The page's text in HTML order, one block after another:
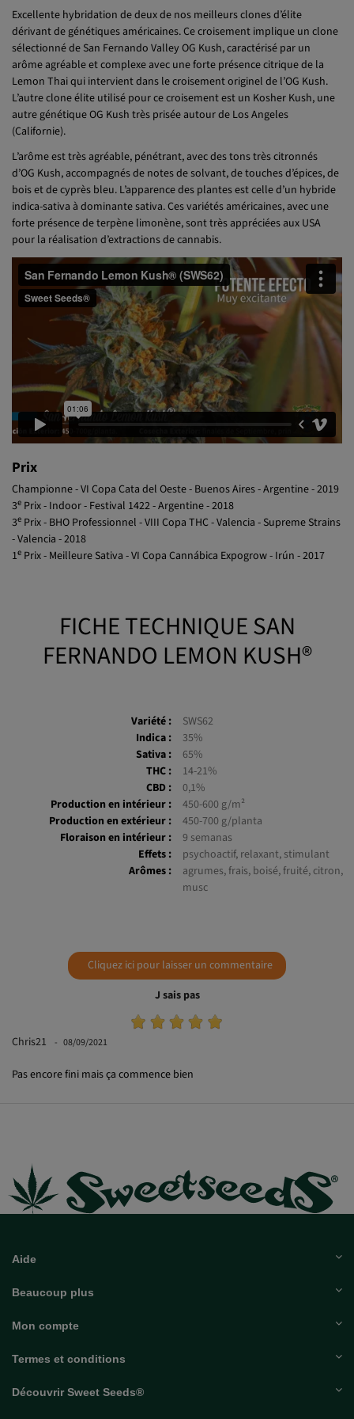
Excellente hybridation de deux de nos meilleurs clones d’élite
dérivant de génétiques américaines. Ce croisement implique un clone
sélectionné de San Fernando Valley OG Kush, caractérisé par un
arôme agréable et complexe avec une forte présence citrique de la
Lemon Thai qui intervient dans le croisement originel de l’OG Kush.
L’autre clone élite utilisé pour ce croisement est un Kosher Kush, une
autre génétique OG Kush très prisée autour de Los Angeles
(Californie).
L’arôme est très agréable, pénétrant, avec des tons très citronnés
d’OG Kush, accompagnés de notes de solvant, de touches d’épices, de
bois et de cyprès bleu. L’apparence des plantes est celle d’un hybride
indica-sativa à dominante sativa. Ces variétés américaines, avec une
forte présence de terpène limonène, sont très appréciées aux USA
pour la réalisation d’extractions de cannabis.
Prix
Championne - VI Copa Cata del Oeste - Buenos Aires - Argentine - 2019
3e Prix - Indoor - Festival 1422 - Argentine - 2018
3e Prix - BHO Professionnel - VIII Copa THC - Valencia - Supreme Strains
- Valencia - 2018
1e Prix - Meilleure Sativa - VI Copa Cannábica Expogrow - Irún - 2017
FICHE TECHNIQUE SAN
FERNANDO LEMON KUSH®
Variété :
SWS62
Indica :
35%
Sativa :
65%
THC :
14-21%
CBD :
0,1%
Production en intérieur :
450-600 g/m²
Production en extérieur :
450-700 g/planta
Floraison en intérieur :
9 semanas
Effets :
psychoactif, relaxant, stimulant
Arômes :
agrumes, frais, boisé, fruité, citron,
musc
Cliquez ici pour laisser un commentaire
J sais pas
08/09/2021
Chris21
Pas encore fini mais ça commence bien
Aide
Beaucoup plus
Mon compte
Termes et conditions
Découvrir Sweet Seeds®